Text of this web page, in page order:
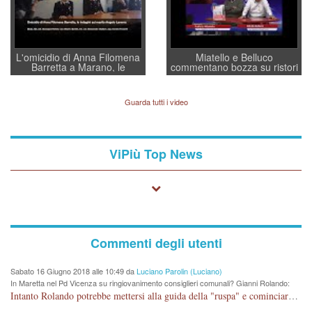
L'omicidio di Anna Filomena
Barretta a Marano, le
indagini dei carabinieri di
Lavarra: più avvincenti di
quelle di... Barbara D'Urso
Miatello e Belluco
commentano bozza su ristori
BPVi e Veneto Banca
Guarda tutti i video
ViPiù Top News
Commenti degli utenti
Sabato 16 Giugno 2018 alle 10:49 daLuciano Parolin (Luciano)
In Maretta nel Pd Vicenza su ringiovanimento consiglieri comunali? Gianni Rolando:
"non mi dimetto". Angelo Tonello: "va bene così"
Intanto Rolando potrebbe mettersi alla guida della "ruspa" e cominciare a scavare l'acqua alle Maddalene, con tanti Auguri di Acque Vicentine, magari deviando il percorso della Bretella. Amen.